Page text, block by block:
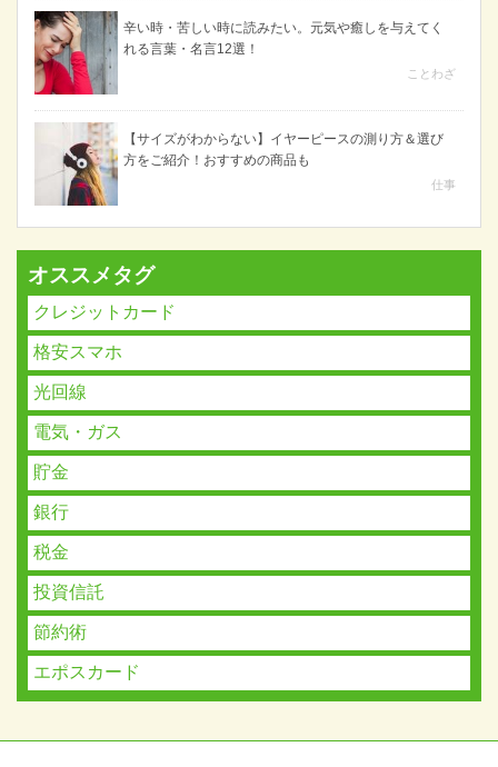
辛い時・苦しい時に読みたい。元気や癒しを与えてく
れる言葉・名言12選！
ことわざ
【サイズがわからない】イヤーピースの測り方＆選び
方をご紹介！おすすめの商品も
仕事
オススメタグ
クレジットカード
格安スマホ
光回線
電気・ガス
貯金
銀行
税金
投資信託
節約術
エポスカード